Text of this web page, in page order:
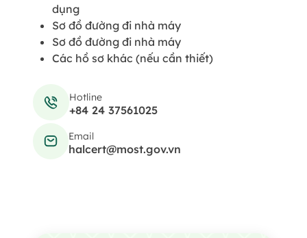
dụng
Sơ đồ đường đi nhà máy
Sơ đồ đường đi nhà máy
Các hồ sơ khác (nếu cần thiết)
Hotline
+84 24 37561025
Email
halcert@most.gov.vn